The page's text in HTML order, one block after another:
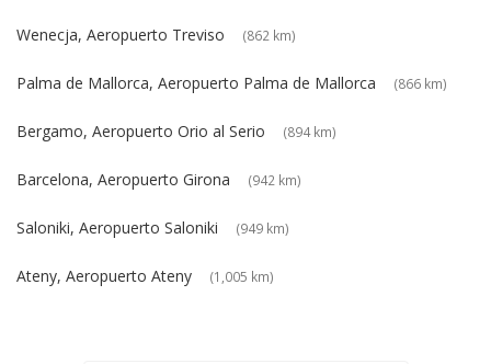
Wenecja, Aeropuerto Treviso (862 km)
Palma de Mallorca, Aeropuerto Palma de Mallorca (866 km)
Bergamo, Aeropuerto Orio al Serio (894 km)
Barcelona, Aeropuerto Girona (942 km)
Saloniki, Aeropuerto Saloniki (949 km)
Ateny, Aeropuerto Ateny (1,005 km)